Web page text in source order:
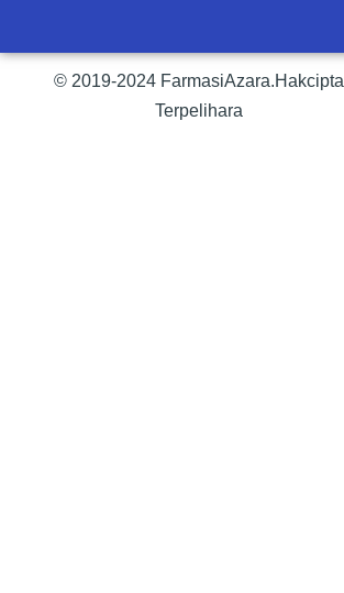
© 2019-2024 FarmasiAzara.Hakcipta
Terpelihara